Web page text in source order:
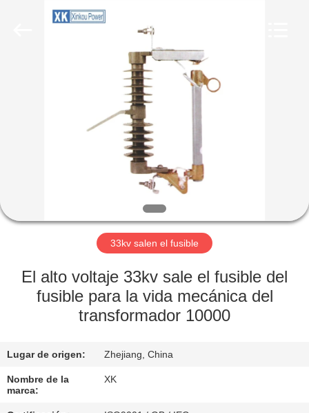
PRODUCTOS
VIAJE
LA
FÁBRICA
DE
CALIDAD
33kv salen el fusible
El alto voltaje 33kv sale el fusible del
fusible para la vida mecánica del
transformador 10000
Lugar de origen: Zhejiang, China
Nombre de la
marca:
XK